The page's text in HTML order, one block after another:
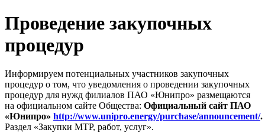
Проведение закупочных
процедур
Информируем потенциальных участников закупочных
процедур о том, что уведомления о проведении закупочных
процедур для нужд филиалов ПАО «Юнипро» размещаются
на официальном сайте Общества: Официальный сайт ПАО
«Юнипро» http://www.unipro.energy/purchase/announcement/.
Раздел «Закупки МТР, работ, услуг».